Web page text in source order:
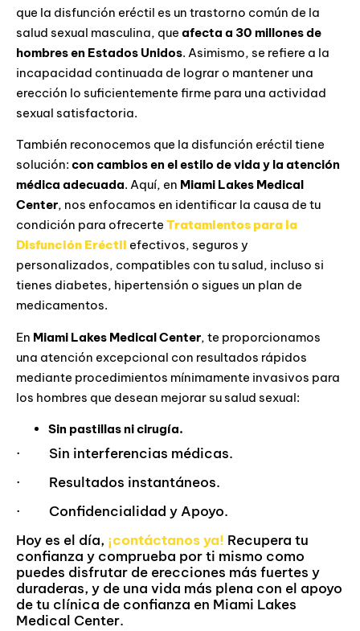
que la disfunción eréctil es un trastorno común de la
salud sexual masculina, que afecta a 30 millones de
hombres en Estados Unidos. Asimismo, se refiere a la
incapacidad continuada de lograr o mantener una
erección lo suficientemente firme para una actividad
sexual satisfactoria.
También reconocemos que la disfunción eréctil tiene
solución: con cambios en el estilo de vida y la atención
médica adecuada. Aquí, en Miami Lakes Medical
Center, nos enfocamos en identificar la causa de tu
condición para ofrecerte Tratamientos para la
Disfunción Eréctil efectivos, seguros y
personalizados, compatibles con tu salud, incluso si
tienes diabetes, hipertensión o sigues un plan de
medicamentos.
En Miami Lakes Medical Center, te proporcionamos
una atención excepcional con resultados rápidos
mediante procedimientos mínimamente invasivos para
los hombres que desean mejorar su salud sexual:
Sin pastillas ni cirugía.
· Sin interferencias médicas.
· Resultados instantáneos.
· Confidencialidad y Apoyo.
Hoy es el día, ¡contáctanos ya! Recupera tu
confianza y comprueba por ti mismo como
puedes disfrutar de erecciones más fuertes y
duraderas, y de una vida más plena con el apoyo
de tu clínica de confianza en Miami Lakes
Medical Center.